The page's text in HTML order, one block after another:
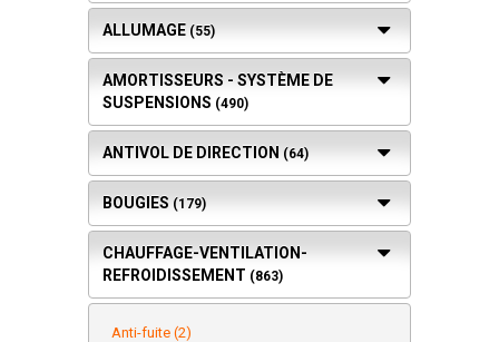
ALLUMAGE (55)
AMORTISSEURS - SYSTÈME DE
SUSPENSIONS (490)
ANTIVOL DE DIRECTION (64)
BOUGIES (179)
CHAUFFAGE-VENTILATION-
REFROIDISSEMENT (863)
Anti-fuite (2)